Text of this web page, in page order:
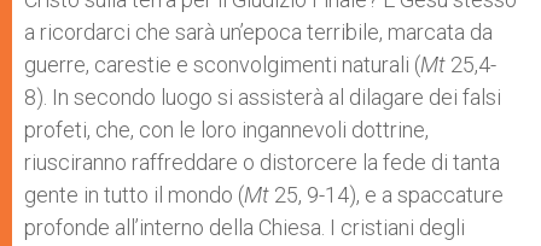
a ricordarci che sarà un’epoca terribile, marcata da
guerre, carestie e sconvolgimenti naturali (Mt 25,4-
8). In secondo luogo si assisterà al dilagare dei falsi
profeti, che, con le loro ingannevoli dottrine,
riusciranno raffreddare o distorcere la fede di tanta
gente in tutto il mondo (Mt 25, 9-14), e a spaccature
profonde all’interno della Chiesa. I cristiani degli